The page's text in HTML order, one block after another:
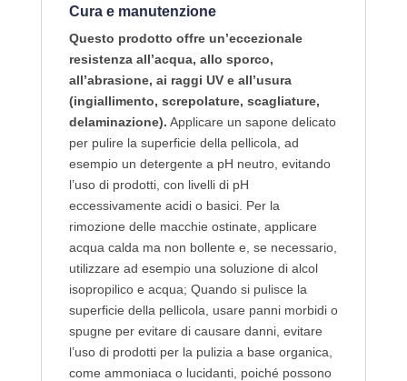
Cura e manutenzione
Questo prodotto offre un’eccezionale
resistenza all’acqua, allo sporco,
all’abrasione, ai raggi UV e all’usura
(ingiallimento, screpolature, scagliature,
delaminazione). Applicare un sapone delicato
per pulire la superficie della pellicola, ad
esempio un detergente a pH neutro, evitando
l’uso di prodotti, con livelli di pH
eccessivamente acidi o basici. Per la
rimozione delle macchie ostinate, applicare
acqua calda ma non bollente e, se necessario,
utilizzare ad esempio una soluzione di alcol
isopropilico e acqua; Quando si pulisce la
superficie della pellicola, usare panni morbidi o
spugne per evitare di causare danni, evitare
l’uso di prodotti per la pulizia a base organica,
come ammoniaca o lucidanti, poiché possono